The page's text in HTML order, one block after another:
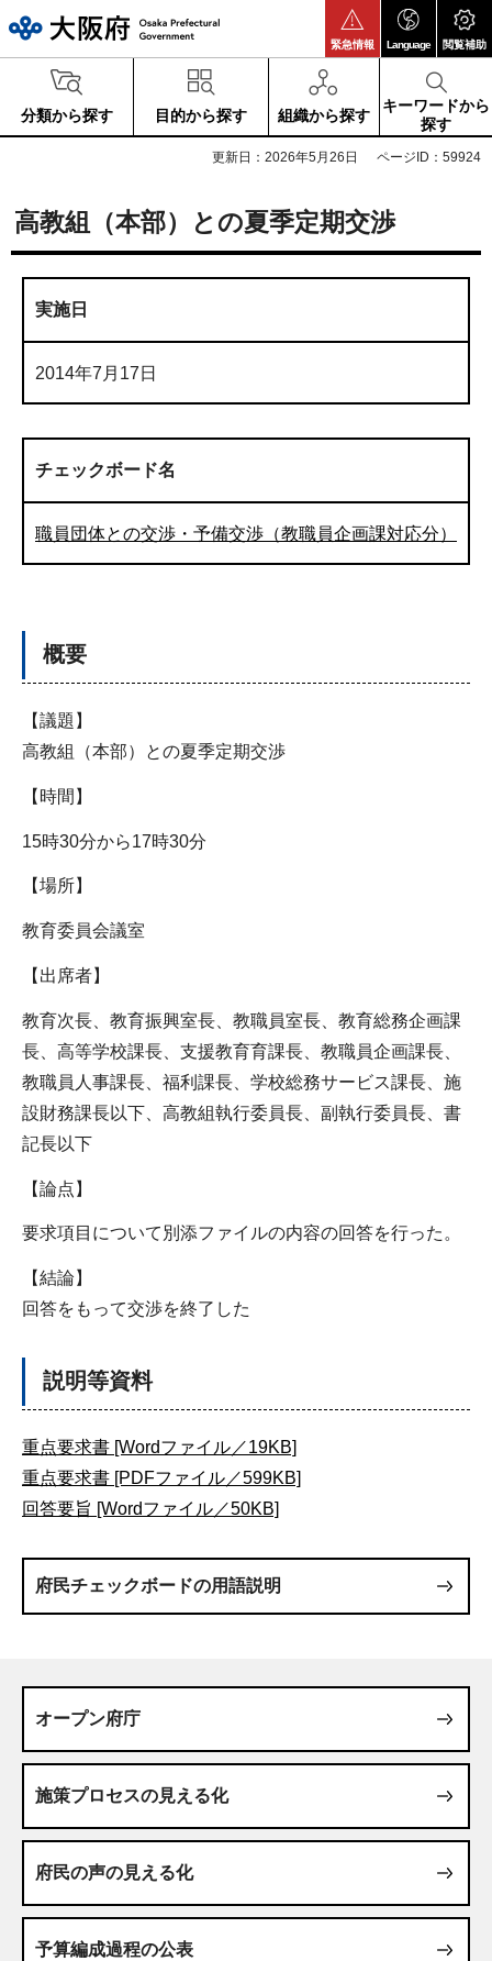
緊急情報 Language 閲覧補助
分類から探す 目的から探す 組織から探す
キーワードから
探す
更新日：2026年5月26日 ページID：59924
高教組（本部）との夏季定期交渉
実施日
2014年7月17日
チェックボード名
職員団体との交渉・予備交渉（教職員企画課対応分）
概要
【議題】
高教組（本部）との夏季定期交渉
【時間】
15時30分から17時30分
【場所】
教育委員会議室
【出席者】
教育次長、教育振興室長、教職員室長、教育総務企画課
長、高等学校課長、支援教育育課長、教職員企画課長、
教職員人事課長、福利課長、学校総務サービス課長、施
設財務課長以下、高教組執行委員長、副執行委員長、書
記長以下
【論点】
要求項目について別添ファイルの内容の回答を行った。
【結論】
回答をもって交渉を終了した
説明等資料
重点要求書 [Wordファイル／19KB]
重点要求書 [PDFファイル／599KB]
回答要旨 [Wordファイル／50KB]
府民チェックボードの用語説明
オープン府庁
施策プロセスの見える化
府民の声の見える化
予算編成過程の公表